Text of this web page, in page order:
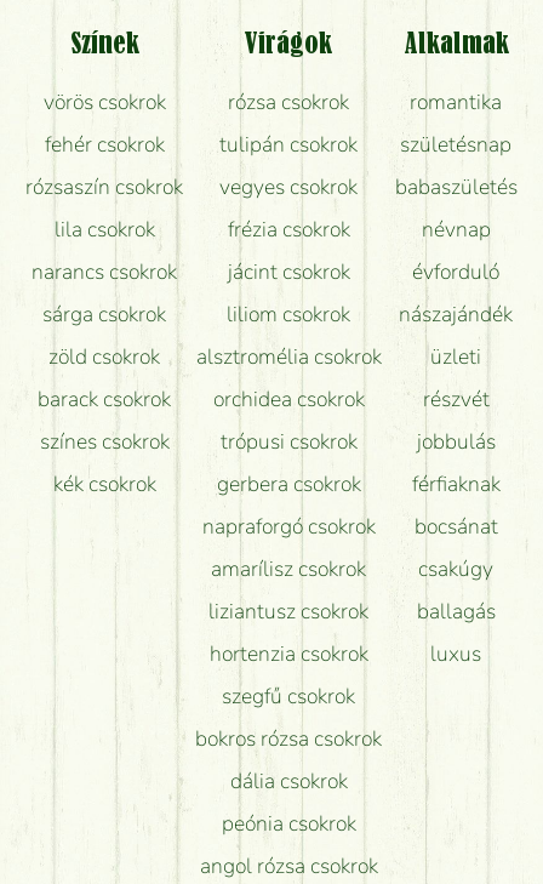
Tényleg azt kapom, ami a képen van?
Mit kell tudni a virágcsokrok szállításáról?
Tudok adventi koszorút vásárolni boltban?
Színek
vörös csokrok
fehér csokrok
rózsaszín csokrok
lila csokrok
narancs csokrok
sárga csokrok
zöld csokrok
barack csokrok
színes csokrok
kék csokrok
Virágok
rózsa csokrok
tulipán csokrok
vegyes csokrok
frézia csokrok
jácint csokrok
liliom csokrok
alsztromélia csokrok
orchidea csokrok
trópusi csokrok
gerbera csokrok
napraforgó csokrok
amarílisz csokrok
liziantusz csokrok
hortenzia csokrok
szegfű csokrok
bokros rózsa csokrok
dália csokrok
peónia csokrok
angol rózsa csokrok
Alkalmak
romantika
születésnap
babaszületés
névnap
évforduló
nászajándék
üzleti
részvét
jobbulás
férfiaknak
bocsánat
csakúgy
ballagás
luxus